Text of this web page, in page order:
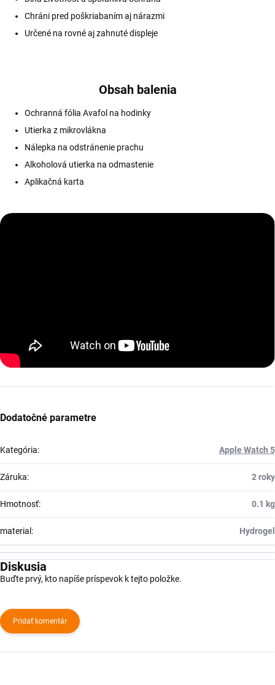
Chráni pred poškriabaním aj nárazmi
Určené na rovné aj zahnuté displeje
Obsah balenia
Ochranná fólia Avafol na hodinky
Utierka z mikrovlákna
Nálepka na odstránenie prachu
Alkoholová utierka na odmastenie
Aplikačná karta
Dodatočné parametre
Kategória: Apple Watch 5
Záruka: 2 roky
Hmotnosť: 0.1 kg
material : Hydrogel
Diskusia
Buďte prvý, kto napíše príspevok k tejto položke.
Pridať komentár